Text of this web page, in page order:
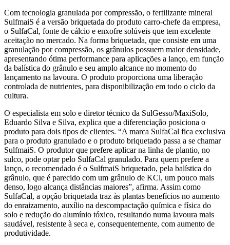
Com tecnologia granulada por compressão, o fertilizante mineral
SulfmaiS é a versão briquetada do produto carro-chefe da empresa,
o SulfaCal, fonte de cálcio e enxofre solúveis que tem excelente
aceitação no mercado. Na forma briquetada, que consiste em uma
granulação por compressão, os grânulos possuem maior densidade,
apresentando ótima performance para aplicações a lanço, em função
da balística do grânulo e seu amplo alcance no momento do
lançamento na lavoura. O produto proporciona uma liberação
controlada de nutrientes, para disponibilização em todo o ciclo da
cultura.
O especialista em solo e diretor técnico da SulGesso/MaxiSolo,
Eduardo Silva e Silva, explica que a diferenciação posiciona o
produto para dois tipos de clientes. “A marca SulfaCal fica exclusiva
para o produto granulado e o produto briquetado passa a se chamar
SulfmaiS. O produtor que prefere aplicar na linha de plantio, no
sulco, pode optar pelo SulfaCal granulado. Para quem prefere a
lanço, o recomendado é o SulfmaiS briquetado, pela balística do
grânulo, que é parecido com um grânulo de KCl, um pouco mais
denso, logo alcança distâncias maiores”, afirma. Assim como
SulfaCal, a opção briquetada traz às plantas benefícios no aumento
do enraizamento, auxílio na descompactação química e física do
solo e redução do alumínio tóxico, resultando numa lavoura mais
saudável, resistente à seca e, consequentemente, com aumento de
produtividade.